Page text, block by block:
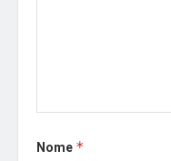
Nome *